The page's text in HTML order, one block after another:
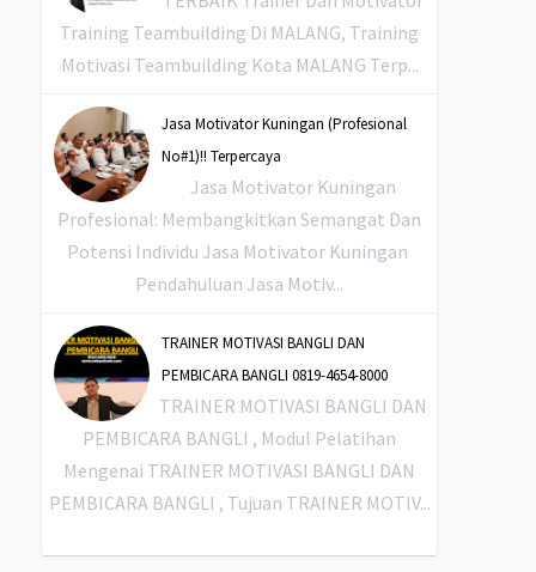
Training Teambuilding Di MALANG, Training
Motivasi Teambuilding Kota MALANG Terp...
Jasa Motivator Kuningan (Profesional
No#1)!! Terpercaya
Jasa Motivator Kuningan
Profesional: Membangkitkan Semangat Dan
Potensi Individu Jasa Motivator Kuningan
Pendahuluan Jasa Motiv...
TRAINER MOTIVASI BANGLI DAN
PEMBICARA BANGLI 0819-4654-8000
TRAINER MOTIVASI BANGLI DAN
PEMBICARA BANGLI , Modul Pelatihan
Mengenai TRAINER MOTIVASI BANGLI DAN
PEMBICARA BANGLI , Tujuan TRAINER MOTIV...